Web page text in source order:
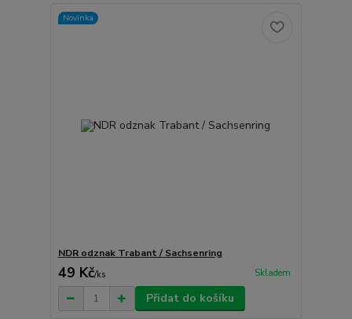
Novinka
NDR odznak Trabant / Sachsenring
49 Kč/ks Skladem
Přidat do košíku